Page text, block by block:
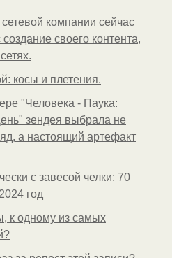
компании сейчас
своего контента,
косы и плетения.
"Человека - Паука:
зендея выбрала не
а настоящий артефакт
с завесой челки: 70
год
к одному из самых